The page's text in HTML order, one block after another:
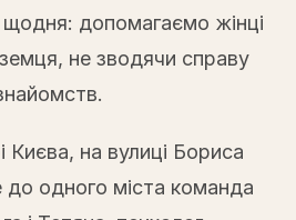
щодня: допомагаємо жінці
не зводячи справу
Києва, на вулиці Бориса
до одного міста команда